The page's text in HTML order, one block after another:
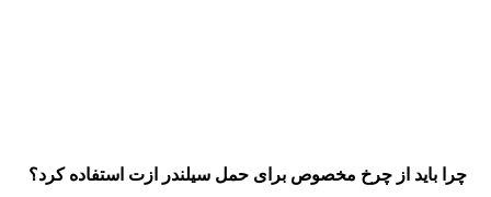
چرا باید از چرخ مخصوص برای حمل سیلندر ازت استفاده کرد؟